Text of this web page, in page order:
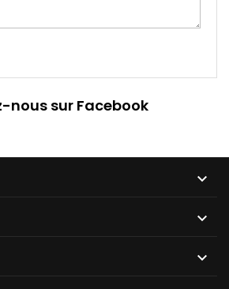
nous sur Facebook


